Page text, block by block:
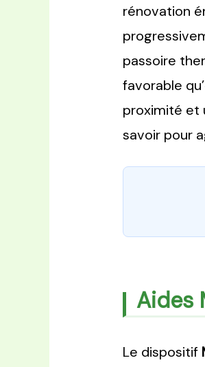
rénovation
passoire
favorable
proximité et
savoir pour
Aides
Le dispositif